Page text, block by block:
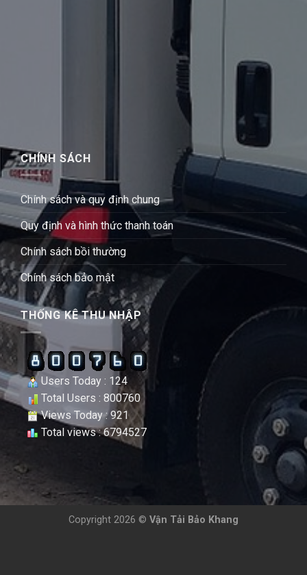
CHÍNH SÁCH
Chính sách và quy định chung
Quy định và hình thức thanh toán
Chính sách bồi thường
Chính sách bảo mật
THỐNG KÊ THU NHẬP
Users Today : 124
Total Users : 800760
Views Today : 921
Total views : 6794527
Copyright 2026 © Vận Tải Bảo Khang